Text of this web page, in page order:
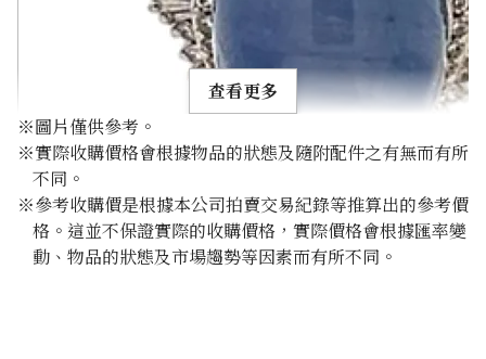
Pt･Pm900 Star Sapphire Diamond Necklace 35.46ct
參考回收價
查看更多
※圖片僅供參考。
※實際收購價格會根據物品的狀態及隨附配件之有無而有所
不同。
※參考收購價是根據本公司拍賣交易紀錄等推算出的參考價
格。這並不保證實際的收購價格，實際價格會根據匯率變
動、物品的狀態及市場趨勢等因素而有所不同。